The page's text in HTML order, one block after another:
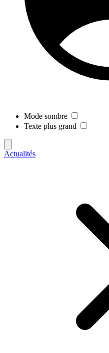
Mode sombre
Texte plus grand
Actualités